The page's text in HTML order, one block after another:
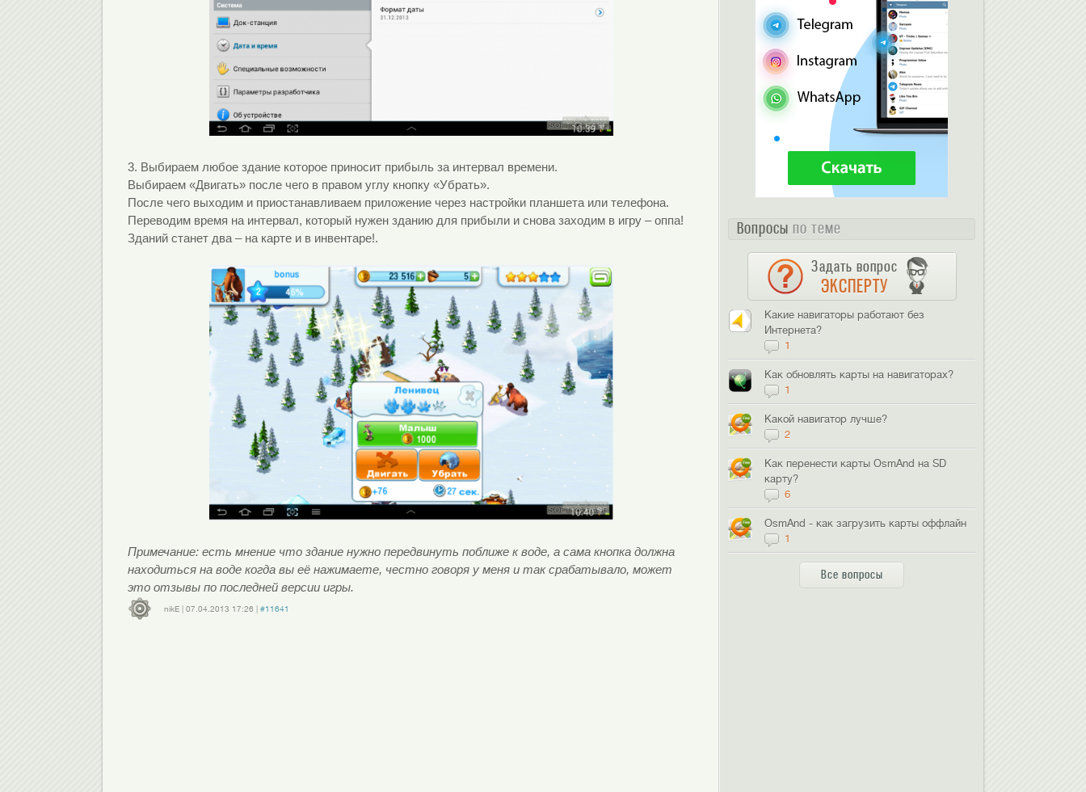
3. Выбираем любое здание которое приносит прибыль за интервал времени.
Выбираем «Двигать» после чего в правом углу кнопку «Убрать».
После чего выходим и приостанавливаем приложение через настройки планшета или телефона.
Переводим время на интервал, который нужен зданию для прибыли и снова заходим в игру – оппа!
Зданий станет два – на карте и в инвентаре!.
Примечание: есть мнение что здание нужно передвинуть поближе к воде, а сама кнопка должна
находиться на воде когда вы её нажимаете, честно говоря у меня и так срабатывало, может
это отзывы по последней версии игры.
nikE| 07.04.2013 17:26
#11641
Вопросы по теме
Задать вопрос
ЭКСПЕРТУ
Какие навигаторы работают без
Интернета?
1
Как обновлять карты на навигаторах?
1
Какой навигатор лучше?
2
Как перенести карты OsmAnd на SD
карту?
6
OsmAnd - как загрузить карты оффлайн
1
Все вопросы